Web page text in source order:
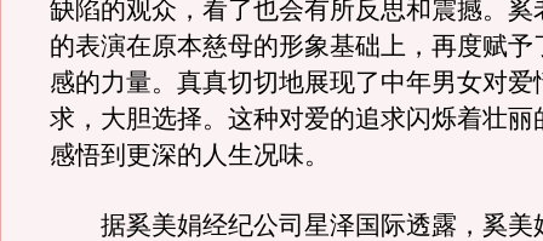
缺陷的观众，看了也会有所反思和震撼。奚
的表演在原本慈母的形象基础上，再度赋予
感的力量。真真切切地展现了中年男女对爱
求，大胆选择。这种对爱的追求闪烁着壮丽
感悟到更深的人生况味。
据奚美娟经纪公司星泽国际透露，奚美